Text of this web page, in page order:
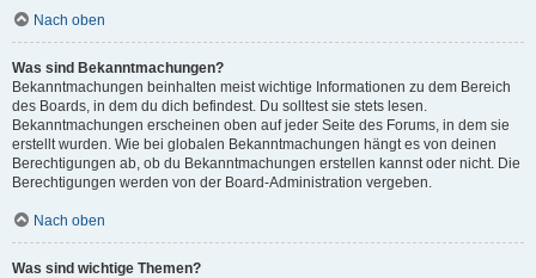
Nach oben
Was sind Bekanntmachungen?
Bekanntmachungen beinhalten meist wichtige Informationen zu dem Bereich
des Boards, in dem du dich befindest. Du solltest sie stets lesen.
Bekanntmachungen erscheinen oben auf jeder Seite des Forums, in dem sie
erstellt wurden. Wie bei globalen Bekanntmachungen hängt es von deinen
Berechtigungen ab, ob du Bekanntmachungen erstellen kannst oder nicht. Die
Berechtigungen werden von der Board-Administration vergeben.
Nach oben
Was sind wichtige Themen?